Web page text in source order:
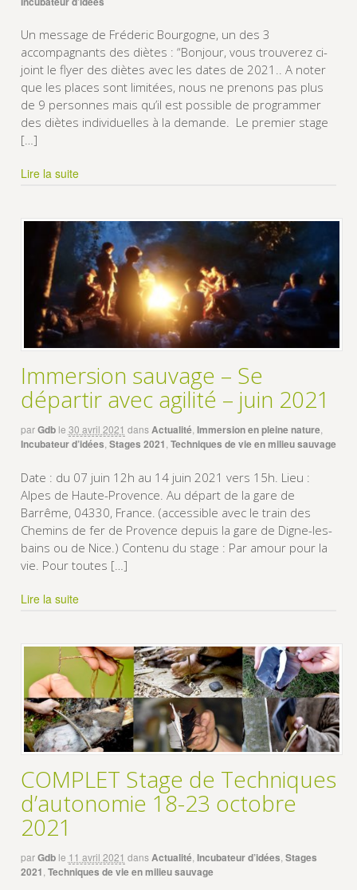
Un message de Fréderic Bourgogne, un des 3
accompagnants des diètes : “Bonjour, vous trouverez ci-
joint le flyer des diètes avec les dates de 2021.. A noter
que les places sont limitées, nous ne prenons pas plus
de 9 personnes mais qu’il est possible de programmer
des diètes individuelles à la demande. Le premier stage
[…]
Lire la suite
Immersion sauvage – Se
départir avec agilité – juin 2021
parGdb le 30 avril 2021 dansActualité,Immersion en pleine nature,
Incubateur d’idées,Stages 2021,Techniques de vie en milieu sauvage
Date : du 07 juin 12h au 14 juin 2021 vers 15h. Lieu :
Alpes de Haute-Provence. Au départ de la gare de
Barrême, 04330, France. (accessible avec le train des
Chemins de fer de Provence depuis la gare de Digne-les-
bains ou de Nice.) Contenu du stage : Par amour pour la
vie. Pour toutes […]
Lire la suite
COMPLET Stage de Techniques
d’autonomie 18-23 octobre
2021
parGdb le 11 avril 2021 dansActualité, Incubateur d’idées Stages
2021 Techniques de vie en milieu sauvage